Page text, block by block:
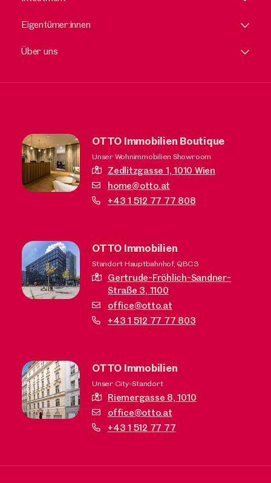
Eigentümer:innen
Über uns
OTTO Immobilien Boutique
Unser Wohnimmobilien Showroom
Zedlitzgasse 1,1010 Wien
home@otto.at
+43 1 512 77 77 808
OTTO Immobilien
Standort Hauptbahnhof, QBC3
Gertrude-Fröhlich-Sandner-
Straße 3, 1100
office@otto.at
+43 1 512 77 77 803
OTTO Immobilien
Unser City-Standort
Riemergasse 8,1010
office@otto.at
+43 1 512 77 77